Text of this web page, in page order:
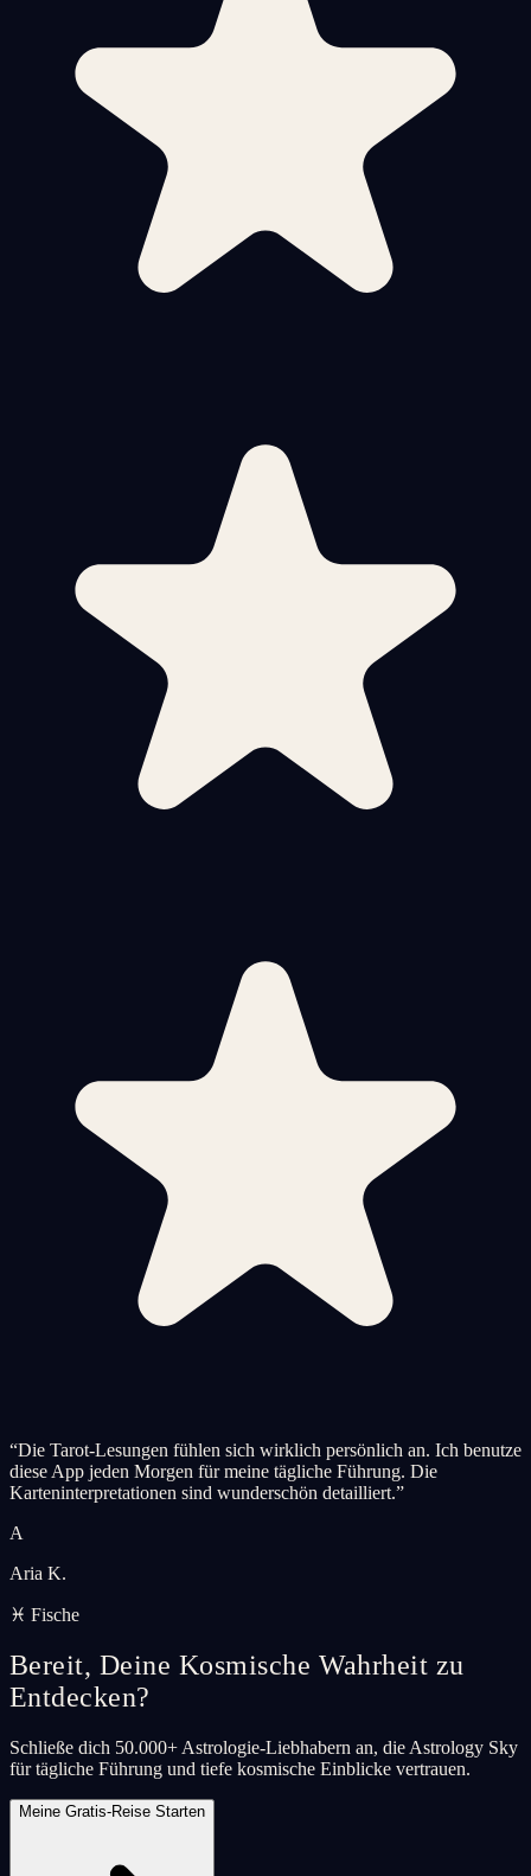
“Die Tarot-Lesungen fühlen sich wirklich persönlich an. Ich benutze
diese App jeden Morgen für meine tägliche Führung. Die
Karteninterpretationen sind wunderschön detailliert.”
A
Aria K.
♓ Fische
Bereit, Deine Kosmische Wahrheit zu
Entdecken?
Schließe dich 50.000+ Astrologie-Liebhabern an, die Astrology Sky
für tägliche Führung und tiefe kosmische Einblicke vertrauen.
Meine Gratis-Reise Starten